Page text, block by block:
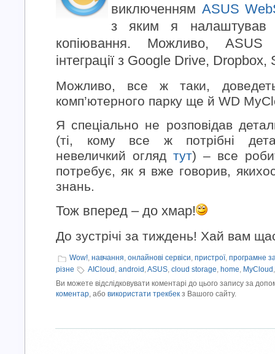
виключенням ASUS
з яким я налаштував
копіювання. Можливо, ASUS
інтеграції з Google Drive, Dropbox,
Можливо, все ж таки,
комп’ютерного парку ще й WD
Я спеціально не розповідав
(ті, кому все ж потрібні
невеличкий огляд тут) – все
потребує, як я вже говорив,
знань.
Тож вперед – до хмар!
До зустрічі за тиждень! Хай вам
Wow! навчання онлайнові сервіси пристрої, програмне
різне
AICloud android ASUS cloud storage home MyCloud
Ви можете відслідковувати коментарі до цього запису за
коментар , або використати трекбек з Вашого сайту.